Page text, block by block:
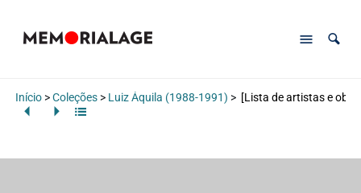
Início>Coleções> Luiz Áquila (1988-1991) > [Lista de artistas e